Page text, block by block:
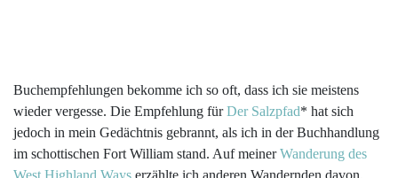
Buchempfehlungen bekomme ich so oft, dass ich sie meistens
wieder vergesse. Die Empfehlung fürDer Salzpfad* hat sich
jedoch in mein Gedächtnis gebrannt, als ich in der Buchhandlung
im schottischen Fort William stand. Auf meinerWanderung des